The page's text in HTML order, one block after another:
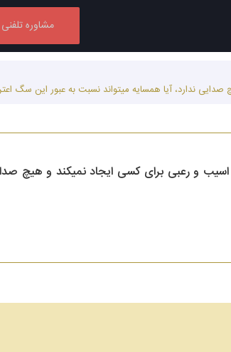
مشاوره
ندارد، آیا همسایه میتواند نسبت به عبور این سگ
و رعبی برای کسی ایجاد نمیکند و هیچ